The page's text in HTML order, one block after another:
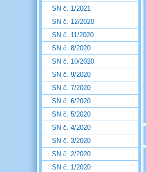
SN č. 1/2021
SN č. 12/2020
SN č. 11/2020
SN č. 8/2020
SN č. 10/2020
SN č. 9/2020
SN č. 7/2020
SN č. 6/2020
SN č. 5/2020
SN č. 4/2020
SN č. 3/2020
SN č. 2/2020
SN č. 1/2020